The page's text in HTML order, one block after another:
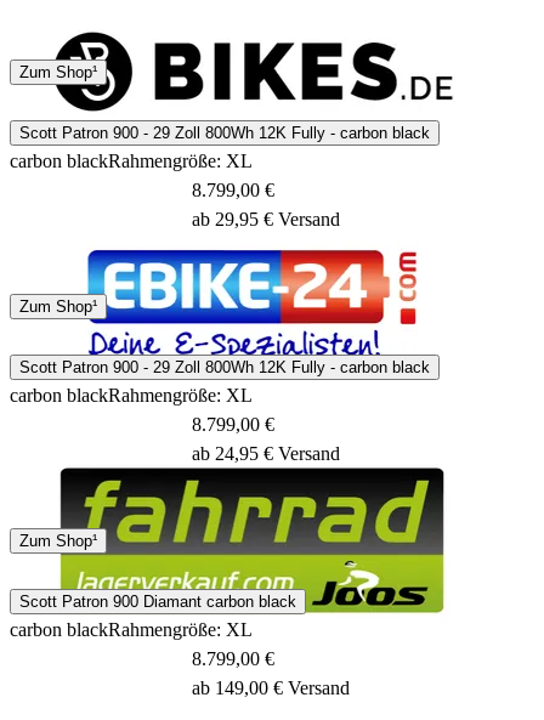
3 Tage
Zum Shop¹
Scott Patron 900 - 29 Zoll 800Wh 12K Fully - carbon black
carbon blackRahmengröße: XL
Spedition
8.799,00 €
ab 29,95 € Versand
Zum Shop¹
Scott Patron 900 - 29 Zoll 800Wh 12K Fully - carbon black
carbon blackRahmengröße: XL
Spedition
8.799,00 €
ab 24,95 € Versand
Zum Shop¹
Scott Patron 900 Diamant carbon black
carbon blackRahmengröße: XL
8.799,00 €
ab 149,00 € Versand